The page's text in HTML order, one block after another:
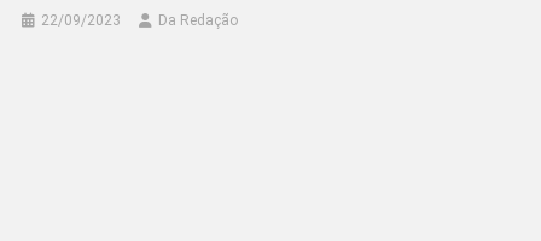
22/09/2023 Da Redação